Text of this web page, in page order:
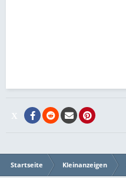
Startseite Kleinanzeigen